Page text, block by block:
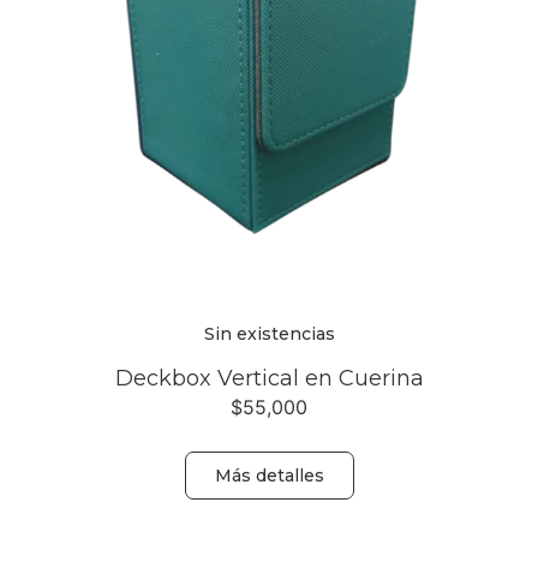
Sin existencias
Deckbox Vertical en Cuerina
$55,000
Más detalles